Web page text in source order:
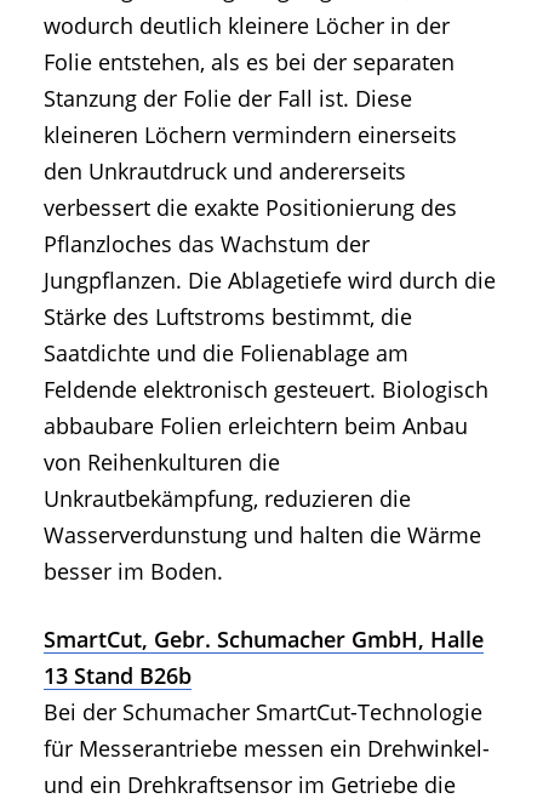
wodurch deutlich kleinere Löcher in der
Folie entstehen, als es bei der separaten
Stanzung der Folie der Fall ist. Diese
kleineren Löchern vermindern einerseits
den Unkrautdruck und andererseits
verbessert die exakte Positionierung des
Pflanzloches das Wachstum der
Jungpflanzen. Die Ablagetiefe wird durch die
Stärke des Luftstroms bestimmt, die
Saatdichte und die Folienablage am
Feldende elektronisch gesteuert. Biologisch
abbaubare Folien erleichtern beim Anbau
von Reihenkulturen die
Unkrautbekämpfung, reduzieren die
Wasserverdunstung und halten die Wärme
besser im Boden.
SmartCut, Gebr. Schumacher GmbH, Halle
13 Stand B26b
Bei der Schumacher SmartCut-Technologie
für Messerantriebe messen ein Drehwinkel-
und ein Drehkraftsensor im Getriebe die